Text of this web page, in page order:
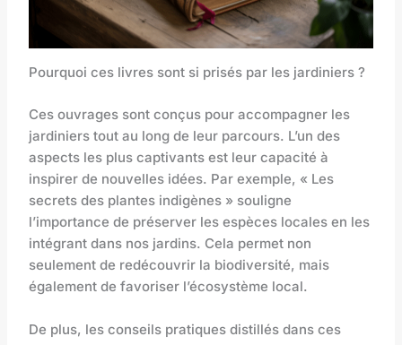
Pourquoi ces livres sont si prisés par les jardiniers ?
Ces ouvrages sont conçus pour accompagner les
jardiniers tout au long de leur parcours. L’un des
aspects les plus captivants est leur capacité à
inspirer de nouvelles idées. Par exemple, « Les
secrets des plantes indigènes » souligne
l’importance de préserver les espèces locales en les
intégrant dans nos jardins. Cela permet non
seulement de redécouvrir la biodiversité, mais
également de favoriser l’écosystème local.
De plus, les conseils pratiques distillés dans ces